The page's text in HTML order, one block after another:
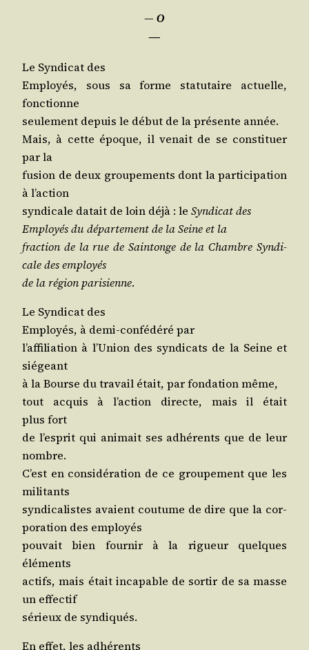
― O
―
Le Syn­di­cat des
Employés, sous sa forme sta­tu­taire actuelle,
fonctionne
seule­ment depuis le début de la pré­sente année.
Mais, à cette époque, il venait de se consti­tuer
par la
fusion de deux grou­pe­ments dont la par­ti­ci­pa­tion
à l’action
syn­di­cale datait de loin déjà : le Syn­di­cat des
Employés du dépar­te­ment de la Seineet la
frac­tion de la rue de Sain­tonge de la Chambre Syn­di­
cale des employés
de la région pari­sienne.
Le Syn­di­cat des
Employés, à demi-confé­dé­ré par
l’af­fi­lia­tion à l’U­nion des syn­di­cats de la Seine et
siégeant
à la Bourse du tra­vail était, par fon­da­tion même,
tout acquis à l’ac­tion directe, mais il était
plus fort
de l’es­prit qui ani­mait ses adhé­rents que de leur
nombre.
C’est en consi­dé­ra­tion de ce grou­pe­ment que les
militants
syn­di­ca­listes avaient cou­tume de dire que la cor­
po­ra­tion des employés
pou­vait bien four­nir à la rigueur quelques
éléments
actifs, mais était inca­pable de sor­tir de sa masse
un effectif
sérieux de syndiqués.
En effet, les adhérents